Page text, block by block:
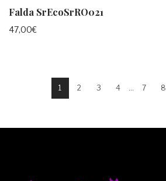
Falda SrEcoSrRO021
47,00€
1 2 3 4 … 7 8